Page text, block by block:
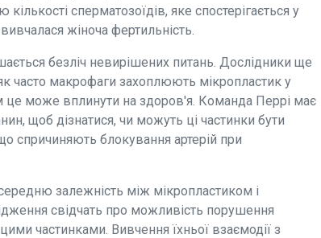
сперматозоїдів, яке спостерігається у
жіноча фертильність.
безліч невирішених питань. Дослідники ще
часто макрофаги захоплюють мікропластик у
це може вплинути на здоров'я. Команда Перрі має
щоб дізнатися, чи можуть ці частинки бути
спричиняють блокування артерій при
залежність між мікропластиком і
свідчать про можливість порушення
частинками. Вивчення їхньої взаємодії з